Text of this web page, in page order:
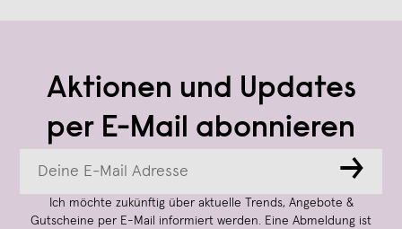
Aktionen und Updates
per E-Mail abonnieren
→
Ich möchte zukünftig über aktuelle Trends, Angebote &
Gutscheine per E-Mail informiert werden. Eine Abmeldung ist